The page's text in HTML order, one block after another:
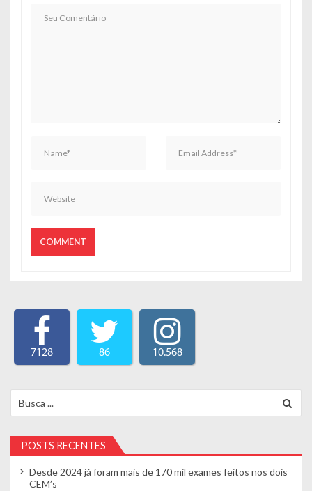
7128 86 10.568
POSTS RECENTES
Desde 2024 já foram mais de 170 mil exames feitos nos dois
CEM’s